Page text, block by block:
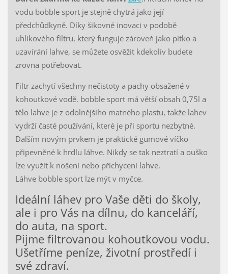
vodu bobble sport je stejně chytrá jako její
předchůdkyně. Díky šikovné inovaci v podobě
uhlíkového filtru, který funguje zároveň jako pítko a
uzavírání lahve, se můžete osvěžit kdekoliv budete
zrovna potřebovat.
Filtr zachytí všechny nečistoty a pachy obsažené v
kohoutkové vodě. bobble sport má větší obsah 0,75l a
tělo lahve je z odolnějšího matného plastu, takže lahev
vydrží časté používání, které je při sportu nezbytné.
Dalším novým prvkem je praktické gumové víčko
připevněné k hrdlu láhve. Nikdy se tak neztratí a ouško
lze využít k nošení nebo přichycení lahve.
Láhve bobble sport lze mýt v myčce.
Ideální láhev pro Vaše děti do školy,
ale i pro Vás na dílnu, do kanceláří,
do auta, na sport.
Pijme filtrovanou kohoutkovou vodu.
Ušetříme peníze, životní prostředí i
své zdraví.